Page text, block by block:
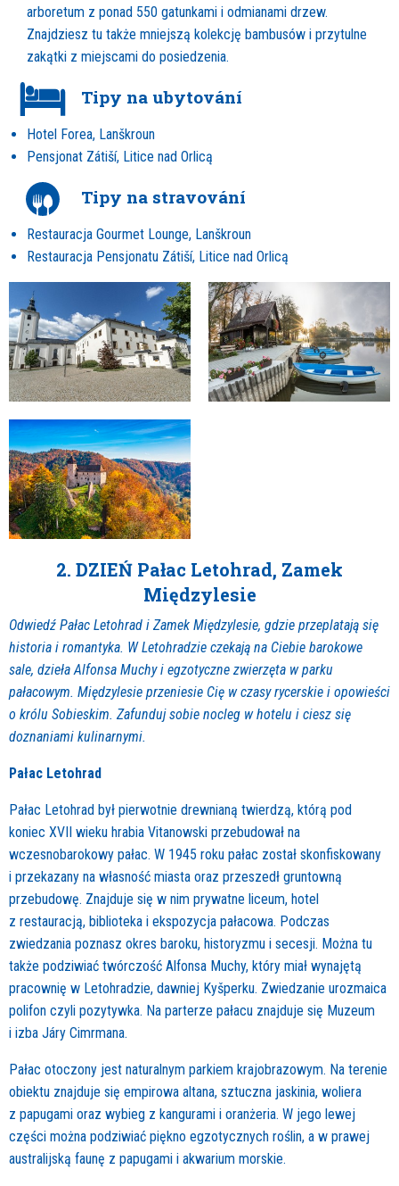
arboretum z ponad 550 gatunkami i odmianami drzew.
Znajdziesz tu także mniejszą kolekcję bambusów i przytulne
zakątki z miejscami do posiedzenia.
Tipy na ubytování
Hotel Forea, Lanškroun
Pensjonat Zátiší, Litice nad Orlicą
Tipy na stravování
Restauracja Gourmet Lounge, Lanškroun
Restauracja Pensjonatu Zátiší, Litice nad Orlicą
2. DZIEŃ Pałac Letohrad, Zamek
Międzylesie
Odwiedź Pałac Letohrad i Zamek Międzylesie, gdzie przeplatają się
historia i romantyka. W Letohradzie czekają na Ciebie barokowe
sale, dzieła Alfonsa Muchy i egzotyczne zwierzęta w parku
pałacowym. Międzylesie przeniesie Cię w czasy rycerskie i opowieści
o królu Sobieskim. Zafunduj sobie nocleg w hotelu i ciesz się
doznaniami kulinarnymi.
Pałac Letohrad
Pałac Letohrad był pierwotnie drewnianą twierdzą, którą pod
koniec XVII wieku hrabia Vitanowski przebudował na
wczesnobarokowy pałac. W 1945 roku pałac został skonfiskowany
i przekazany na własność miasta oraz przeszedł gruntowną
przebudowę. Znajduje się w nim prywatne liceum, hotel
z restauracją, biblioteka i ekspozycja pałacowa. Podczas
zwiedzania poznasz okres baroku, historyzmu i secesji. Można tu
także podziwiać twórczość Alfonsa Muchy, który miał wynajętą ​​
pracownię w Letohradzie, dawniej Kyšperku. Zwiedzanie urozmaica
polifon czyli pozytywka. Na parterze pałacu znajduje się Muzeum
i izba Járy Cimrmana.
Pałac otoczony jest naturalnym parkiem krajobrazowym. Na terenie
obiektu znajduje się empirowa altana, sztuczna jaskinia, woliera
z papugami oraz wybieg z kangurami i oranżeria. W jego lewej
części można podziwiać piękno egzotycznych roślin, a w prawej
australijską faunę z papugami i akwarium morskie.